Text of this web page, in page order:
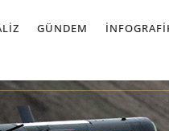
GÜNDEM